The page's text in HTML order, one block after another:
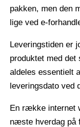
pakken, men den
lige ved e-
Leveringstiden er
produktet med det
aldeles essentielt
leveringsdato ved
En række internet
næste hverdag på